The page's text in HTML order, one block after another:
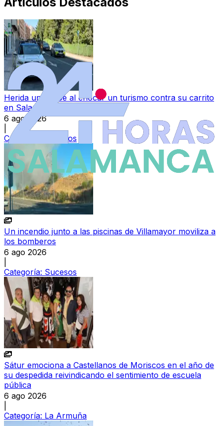
Herida una bebé al chocar un turismo contra su carrito
en Salamanca
6 ago 2026
Categoría:
Sucesos
Un incendio junto a las piscinas de Villamayor moviliza a
los bomberos
6 ago 2026
Categoría: Sucesos
Sátur emociona a Castellanos de Moriscos en el año de
su despedida reivindicando el sentimiento de escuela
pública
6 ago 2026
Categoría: La Armuña